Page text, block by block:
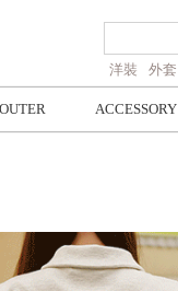
OUTER ACCESSORY
洋裝 外套